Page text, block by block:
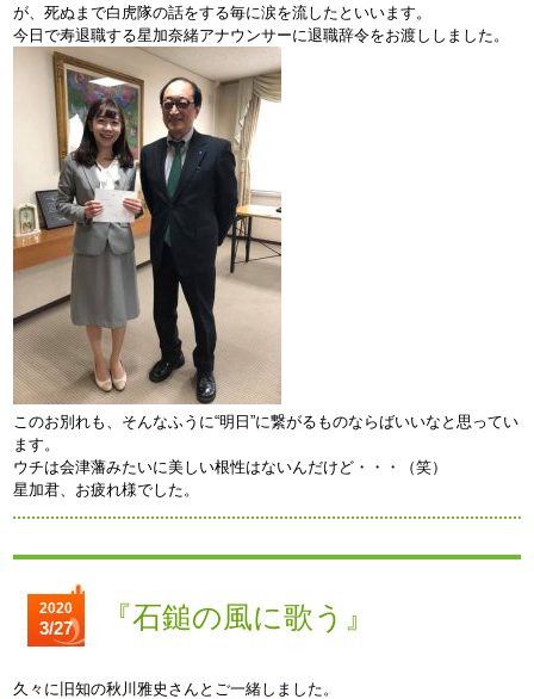
が、死ぬまで白虎隊の話をする毎に涙を流したといいます。
今日で寿退職する星加奈緒アナウンサーに退職辞令をお渡ししました。
このお別れも、そんなふうに“明日”に繋がるものならばいいなと思ってい
ます。
ウチは会津藩みたいに美しい根性はないんだけど・・・（笑）
星加君、お疲れ様でした。
2020
3/27 『石鎚の風に歌う』
久々に旧知の秋川雅史さんとご一緒しました。